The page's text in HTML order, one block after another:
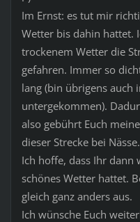
Im Ernst: es tut mir
Wetter bis dahin hattet.
trockenem Wetter die
gefahren. Immer so
lang (bin übrigens auch
untergekommen).
also gebührt Euch
dieser Strecke bei Nässe.
Ich hoffe, dass Ihr dann
schönes Wetter hattet.
gleich ganz anders aus.
Ich wünsche Euch